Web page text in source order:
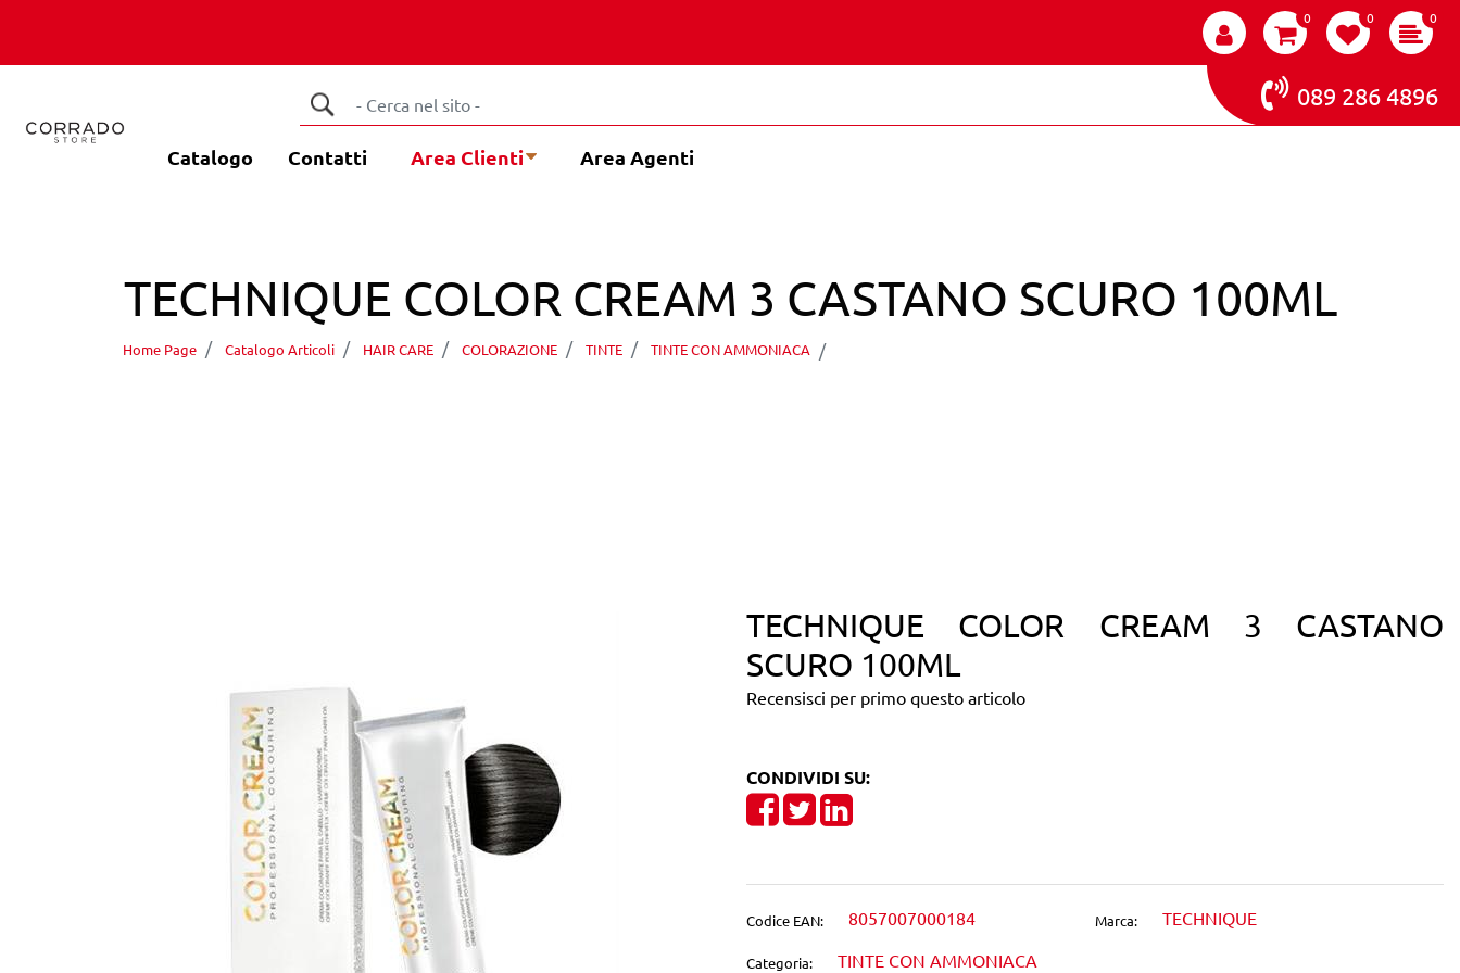
0 0 0
089 286 4896
Catalogo Contatti Area Clienti Area Agenti
TECHNIQUE COLOR CREAM 3 CASTANO SCURO 100ML
Home Page Catalogo Articoli HAIR CARE COLORAZIONE TINTE TINTE CON AMMONIACA
TECHNIQUE COLOR CREAM 3 CASTANO
SCURO 100ML
Recensisci per primo questo articolo
CONDIVIDI SU:
Share on Facebook
TweetShare on LinkedIn
Codice EAN: 8057007000184
Categoria: TINTE CON AMMONIACA
Marca: TECHNIQUE